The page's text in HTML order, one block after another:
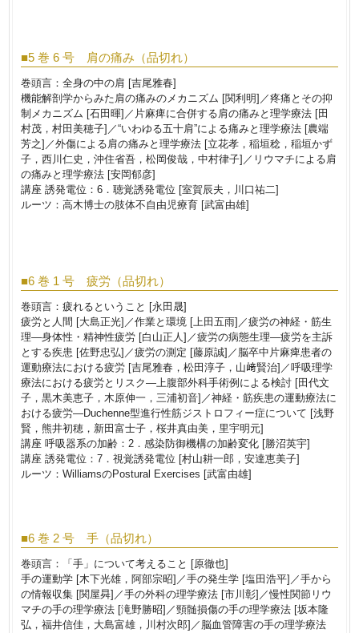
■5 巻 6 号 肩の痛み（品切れ）
巻頭言：全身の中の肩 [吉尾雅春]
機能解剖学からみた肩の痛みのメカニズム [関利明]／疼痛とその抑
制メカニズム [石田暉]／片麻痺に合併する肩の痛みと理学療法 [田
村茂，村田美穂子]／“いわゆる五十肩”による痛みと理学療法 [農端
芳之]／外傷による肩の痛みと理学療法 [立花孝，稲垣稔，稲垣かず
子，西川仁史，沖住省吾，松岡俊哉，中村律子]／リウマチによる肩
の痛みと理学療法 [安岡郁彦]
講座 誘発電位：6．聴覚誘発電位 [室賀辰夫，川口祐二]
ルーツ：高木博士の肢体不自由児療育 [武富由雄]
■6 巻 1 号 疲労（品切れ）
巻頭言：疲れるということ [永田晟]
疲労と人間 [大島正光]／作業と環境 [上田五雨]／疲労の神経・筋生
理―身体性・精神性疲労 [白山正人]／疲労の病態生理―疲労を主訴
とする疾患 [佐野忠弘]／疲労の測定 [藤原誠]／脳卒中片麻痺患者の
運動療法における疲労 [吉尾雅春，松田淳子，山﨑賢治]／呼吸理学
療法における疲労とリスク―上腹部外科手術例による検討 [田代文
子，黒木美恵子，木原伸一，三浦初音]／神経・筋疾患の運動療法に
おける疲労―Duchenne型進行性筋ジストロフィー症について [浅野
賢，熊井初穂，新田富士子，桜井真由美，里宇明元]
講座 呼吸器系の加齢：2．感染防御機構の加齢変化 [勝沼英宇]
講座 誘発電位：7．視覚誘発電位 [村山耕一郎，安達恵美子]
ルーツ：WilliamsのPostural Exercises [武富由雄]
■6 巻 2 号 手（品切れ）
巻頭言：「手」について考えること [原徹也]
手の運動学 [木下光雄，阿部宗昭]／手の発生学 [塩田浩平]／手から
の情報収集 [関屋曻]／手の外科の理学療法 [市川彰]／慢性関節リウ
マチの手の理学療法 [滝野勝昭]／頸髄損傷の手の理学療法 [坂本隆
弘，福井信佳，大島富雄，川村次郎]／脳血管障害の手の理学療法